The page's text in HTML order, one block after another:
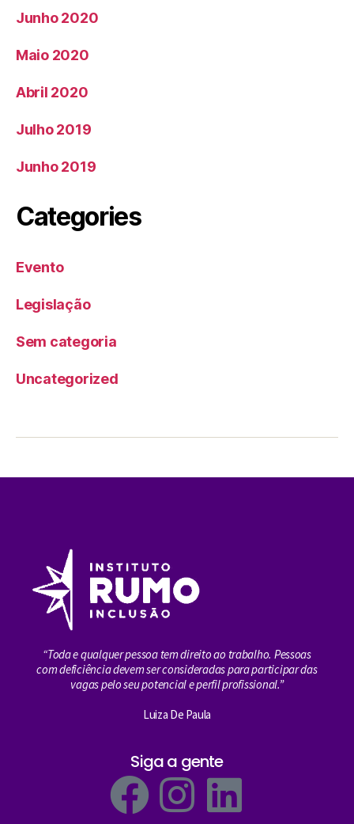
Junho 2020
Maio 2020
Abril 2020
Julho 2019
Junho 2019
Categories
Evento
Legislação
Sem categoria
Uncategorized
“Toda e qualquer pessoa tem direito ao trabalho. Pessoas
com deficiência devem ser consideradas para participar das
vagas pelo seu potencial e perfil profissional.”
Luiza De Paula
Siga a gente